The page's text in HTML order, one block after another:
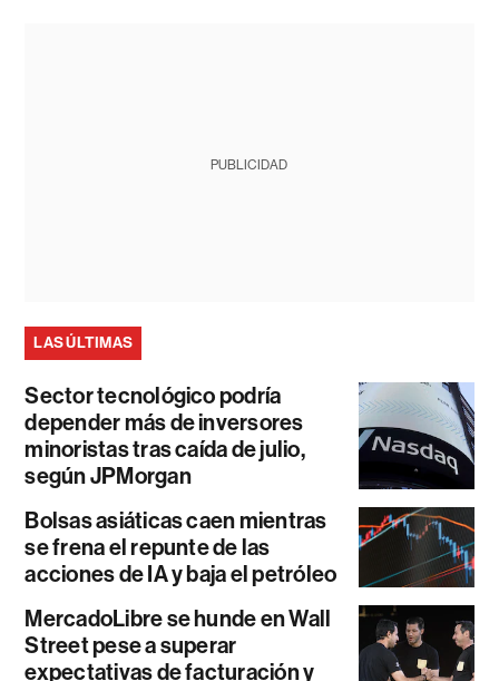
PUBLICIDAD
LAS ÚLTIMAS
Sector tecnológico podría
depender más de inversores
minoristas tras caída de julio,
según JPMorgan
Bolsas asiáticas caen mientras
se frena el repunte de las
acciones de IA y baja el petróleo
MercadoLibre se hunde en Wall
Street pese a superar
expectativas de facturación y